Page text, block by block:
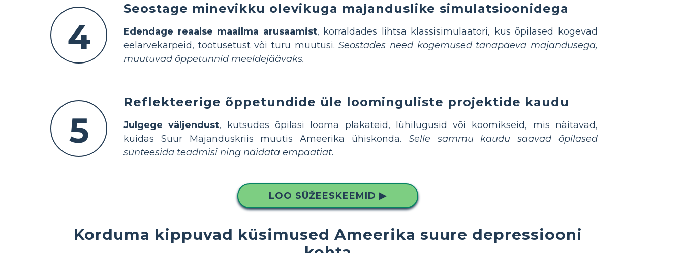
4
Seostage minevikku olevikuga majanduslike simulatsioonidega
Edendage reaalse maailma arusaamist, korraldades lihtsa klassisimulaatori, kus õpilased kogevad
eelarvekärpeid, töötusetust või turu muutusi.Seostades need kogemused tänapäeva majandusega,
muutuvad õppetunnid meeldejäävaks.
5
Reflekteerige õppetundide üle loominguliste projektide kaudu
Julgege väljendust, kutsudes õpilasi looma plakateid, lühilugusid või koomikseid, mis näitavad,
kuidas Suur Majanduskriis muutis Ameerika ühiskonda. Selle sammu kaudu saavad õpilased
sünteesida teadmisi ning näidata empaatiat.
LOO SÜŽEESKEEMID ▶
Korduma kippuvad küsimused Ameerika suure depressiooni